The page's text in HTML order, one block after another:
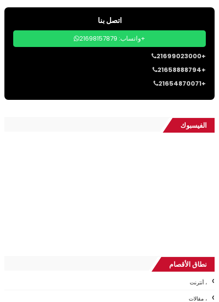
اتصل بنا
واتساب: 21698157879+
21699023000+
21658888794+
21654870071+
الفيسبوك
نطاق الأقصام
، أنترنت
، مقالات